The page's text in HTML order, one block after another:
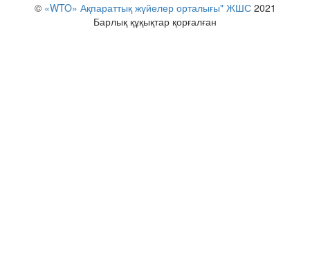
© «WTO» Ақпараттық жүйелер орталығы" ЖШС2021
Барлық құқықтар қорғалған